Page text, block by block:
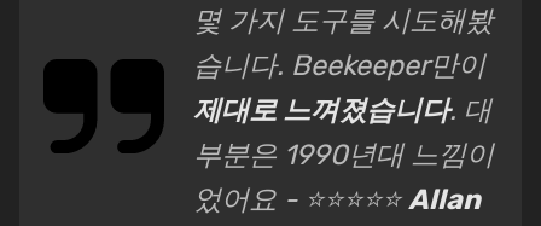
몇 가지 도구를 시도해봤
습니다. Beekeeper만이
제대로 느껴졌습니다. 대
부분은 1990년대 느낌이
었어요 - ⭐⭐⭐⭐⭐Allan